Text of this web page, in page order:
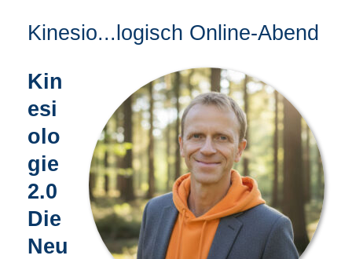
Kinesio...logisch Online-Abend
Kin
esi
olo
gie
2.0
Die
Neu